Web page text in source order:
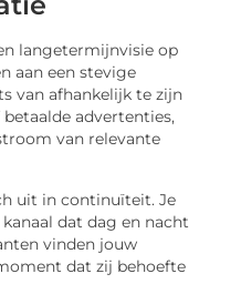
langetermijnvisie op
aan een stevige
van afhankelijk te zijn
advertenties,
van relevante
uit in continuïteit. Je
dat dag en nacht
vinden jouw
dat zij behoefte